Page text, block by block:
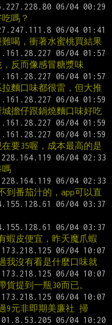
嗎？
喝，衝著水蜜桃買結果
反而像感冒糖漿味
麵口味都很雷，但大推
擔仔跟鍋燒麵口味好吃
要35喔，成本最高的是
到番茄汁的，app可以直
蝦皮便宜，昨天魔爪蝦
我沒有看是什麼口味就
提到一瓶30而已。
9元非即期美廉社 掃